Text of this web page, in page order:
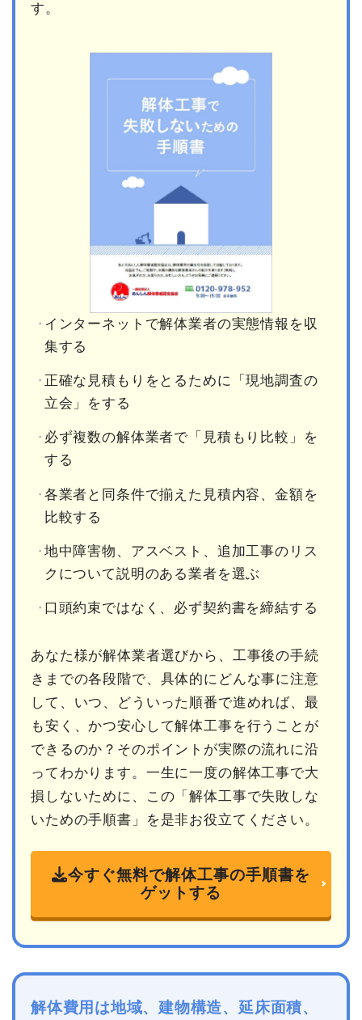
す。
インターネットで解体業者の実態情報を収
集する
正確な見積もりをとるために「現地調査の
立会」をする
必ず複数の解体業者で「見積もり比較」を
する
各業者と同条件で揃えた見積内容、金額を
比較する
地中障害物、アスベスト、追加工事のリス
クについて説明のある業者を選ぶ
口頭約束ではなく、必ず契約書を締結する
あなた様が解体業者選びから、工事後の手続
きまでの各段階で、具体的にどんな事に注意
して、いつ、どういった順番で進めれば、最
も安く、かつ安心して解体工事を行うことが
できるのか？そのポイントが実際の流れに沿
ってわかります。一生に一度の解体工事で大
損しないために、この「解体工事で失敗しな
いための手順書」を是非お役立てください。
今すぐ無料で解体工事の手順書を
ゲットする
解体費用は地域、建物構造、延床面積、